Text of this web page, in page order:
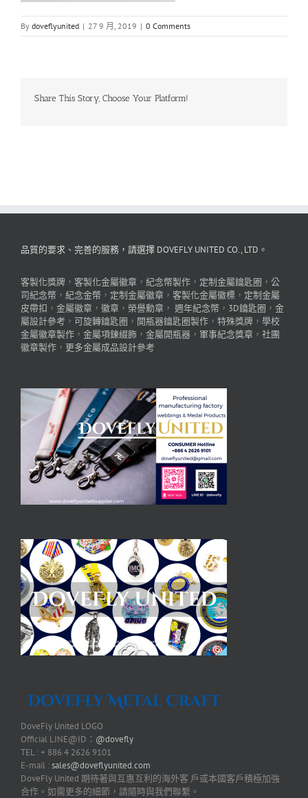
By doveflyunited | 27 9 月, 2019 | 0 Comments
Share This Story, Choose Your Platform!
品質的要求、完善的服務，請選擇 DOVEFLY UNITED CO., LTD。
客製化獎牌 ， 客製化金屬徽章 ， 紀念幣製作 ， 定制金屬鑰匙圈 ， 公
司紀念幣 ， 紀念金幣 ， 定制金屬徽章 ， 客製化金屬徽標 ， 定制金屬
皮帶扣 ， 金屬徽章 ， 徽章 ， 榮譽勳章 ， 週年紀念幣 ， 3D鑰匙圈 ， 金
屬設計參考 ， 可旋轉鑰匙圈 ， 開瓶器鑰匙圈製作 ， 特殊獎牌 ， 學校
金屬徽章製作 ， 金屬項鍊綴飾 ， 金屬開瓶器 ， 軍事紀念獎章 ， 社團
徽章製作 ， 更多金屬成品設計參考
DoveFly United LOGO
Official LINE@ID： @dovefly
TEL : + 886 4 2626 9101
E-mail :sales@doveflyunited.com
DoveFly United 期待著與互惠互利的海外客 戶或本國客戶積極加強
合作。如需更多的細節，請隨時與我們聯繫。